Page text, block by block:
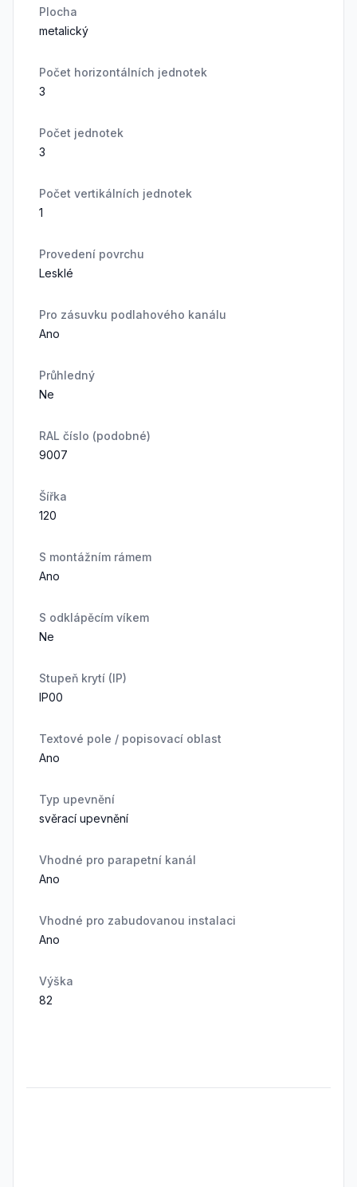
Plocha
metalický
Počet horizontálních jednotek
3
Počet jednotek
3
Počet vertikálních jednotek
1
Provedení povrchu
Lesklé
Pro zásuvku podlahového kanálu
Ano
Průhledný
Ne
RAL číslo (podobné)
9007
Šířka
120
S montážním rámem
Ano
S odklápěcím víkem
Ne
Stupeň krytí (IP)
IP00
Textové pole / popisovací oblast
Ano
Typ upevnění
svěrací upevnění
Vhodné pro parapetní kanál
Ano
Vhodné pro zabudovanou instalaci
Ano
Výška
82